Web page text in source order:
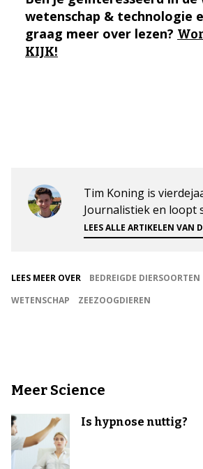
wetenschap & technologie
graag meer over lezen?
KIJK!
Tim Koning is
Journalistiek en loopt
LEES ALLE ARTIKELEN VAN
LEES MEER OVER BEDREIGDE DIERSOORTEN
WETENSCHAP
ZEEZOOGDIEREN
Meer Science
Is hypnose nuttig?